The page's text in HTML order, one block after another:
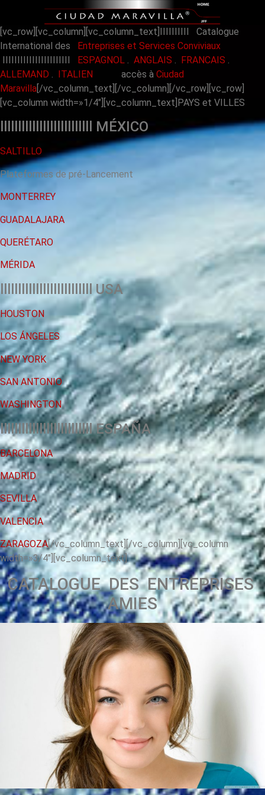
[vc_row][vc_column][vc_column_text]IIIIIIIIII Catalogue
International des Entreprises et Services Conviviaux
IIIIIIIIIIIIIIIIIIIIIII ESPAGNOL . ANGLAIS . FRANCAIS .
ALLEMAND . ITALIEN accès à Ciudad
Maravilla [/vc_column_text][/vc_column][/vc_row][vc_row]
[vc_column width=»1/4″][vc_column_text]PAYS et VILLES
llllllllllllllllllllllllll MÉXICO
SALTILLO
Plateformes de pré-Lancement
MONTERREY
GUADALAJARA
QUERÉTARO
MÉRIDA
llllllllllllllllllllllllll USA
HOUSTON
LOS ÁNGELES
NEW YORK
SAN ANTONIO
WASHINGTON
llllllllllllllllllllllllll ESPAÑA
BARCELONA
MADRID
SEVILLA
VALENCIA
ZARAGOZA[/vc_column_text][/vc_column][vc_column
width=»3/4″][vc_column_text]
CATALOGUE DES ENTREPRISES
AMIES